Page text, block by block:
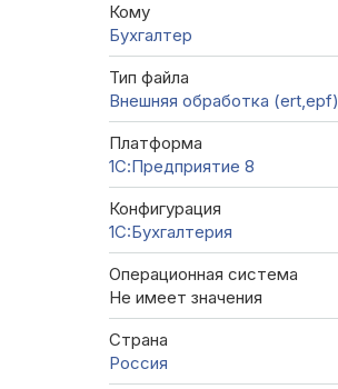
Кому
Бухгалтер
Тип файла
Внешняя обработка (ert,epf)
Платформа
1С:Предприятие 8
Конфигурация
1C:Бухгалтерия
Операционная система
Не имеет значения
Страна
Россия